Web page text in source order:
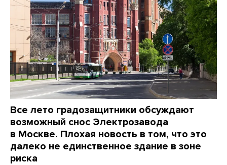
Все лето градозащитники обсуждают
возможный снос Электрозавода
в Москве. Плохая новость в том, что это
далеко не единственное здание в зоне
риска